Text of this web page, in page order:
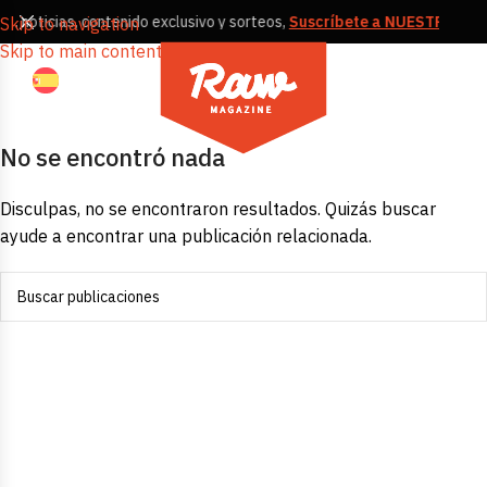
Skip to navigation
Skip to main content
noticias, contenido exclusivo y sorteos, Suscríbete a NUESTRA
No se encontró nada
Disculpas, no se encontraron resultados. Quizás buscar
ayude a encontrar una publicación relacionada.